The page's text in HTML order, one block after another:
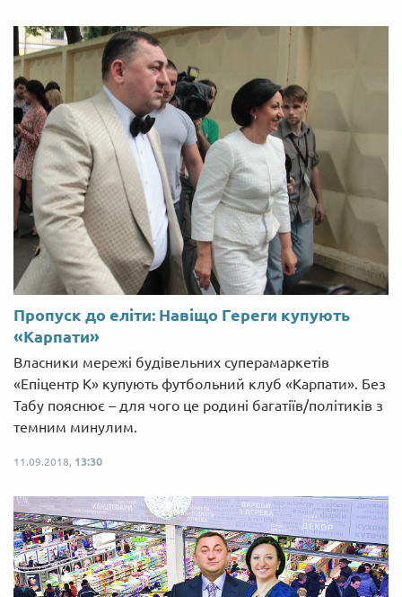
Пропуск до еліти: Навіщо Гереги купують
«Карпати»
Власники мережі будівельних суперамаркетів
«Епіцентр К» купують футбольний клуб «Карпати». Без
Табу пояснює – для чого це родині багатіїв/політиків з
темним минулим.
11.09.2018, 13:30